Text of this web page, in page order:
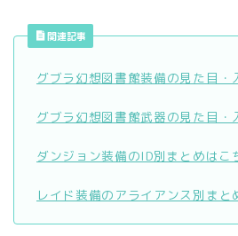
関連記事
グブラ幻想図書館装備の見た目・
グブラ幻想図書館武器の見た目・
ダンジョン装備のID別まとめはこ
レイド装備のアライアンス別まと